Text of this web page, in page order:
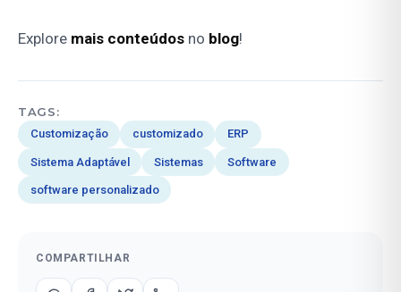
Explore mais conteúdos no blog!
TAGS:
Customização customizado ERP
Sistema Adaptável Sistemas Software
software personalizado
COMPARTILHAR